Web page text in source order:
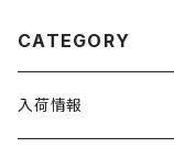
CATEGORY
入荷情報